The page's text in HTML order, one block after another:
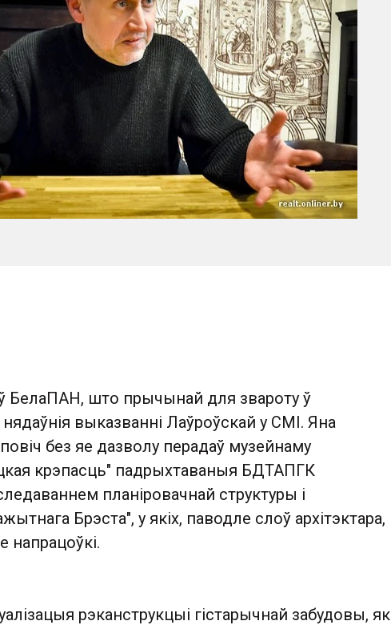
БелаПАН, што прычынай для звароту ў
нядаўнія выказванні Лаўроўскай у СМІ. Яна
без яе дазволу перадаў музейнаму
крэпасць" падрыхтаваныя БДТАПГК
планіровачнай структуры і
Брэста", у якіх, паводле слоў архітэктара,
напрацоўкі.
рэканструкцыі гістарычнай забудовы, як